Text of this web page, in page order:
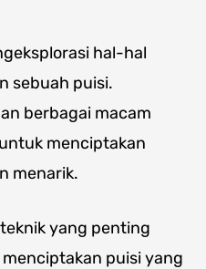
hal-hal
sebuah puisi.
berbagai macam
menciptakan
menarik.
yang penting
puisi yang